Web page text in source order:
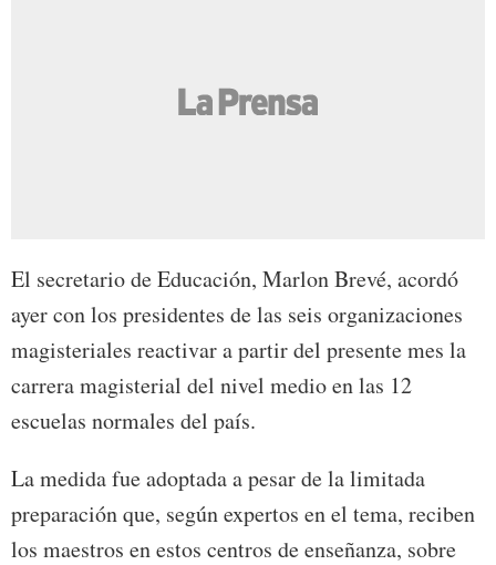
El secretario de Educación, Marlon Brevé, acordó
ayer con los presidentes de las seis organizaciones
magisteriales reactivar a partir del presente mes la
carrera magisterial del nivel medio en las 12
escuelas normales del país.
La medida fue adoptada a pesar de la limitada
preparación que, según expertos en el tema, reciben
los maestros en estos centros de enseñanza, sobre